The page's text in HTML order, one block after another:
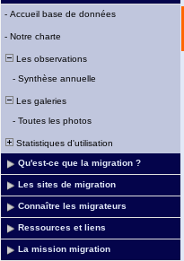
- Accueil base de données
- Notre charte
Les observations
- Synthèse annuelle
Les galeries
- Toutes les photos
Statistiques d'utilisation
Qu'est-ce que la migration ?
Les sites de migration
Connaître les migrateurs
Ressources et liens
La mission migration